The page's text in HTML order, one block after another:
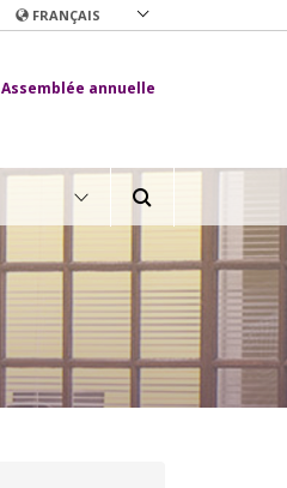
FRANÇAIS
Assemblée annuelle